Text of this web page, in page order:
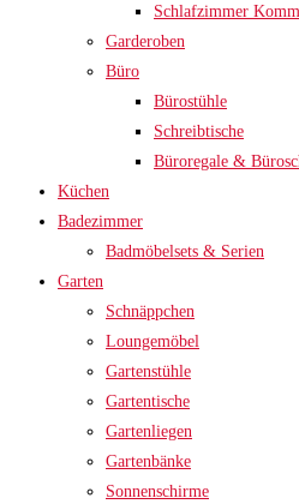
Schlafzimmer
Garderoben
Büro
Bürostühle
Schreibtische
Büroregale &
Küchen
Badezimmer
Badmöbelsets & Serien
Garten
Schnäppchen
Loungemöbel
Gartenstühle
Gartentische
Gartenliegen
Gartenbänke
Sonnenschirme